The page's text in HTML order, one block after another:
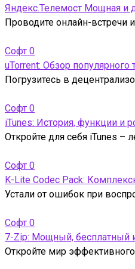
Яндекс.Телемост Мощная и
Проводите онлайн-встречи
Софт 0
uTorrent: Обзор
Погрузитесь в
Софт 0
iTunes: История, функции и
Откройте для себя iTunes –
Софт 0
K-Lite Codec Pack:
Устали от ошибок при
Софт 0
7-Zip: Мощный, бесплатный
Откройте мир